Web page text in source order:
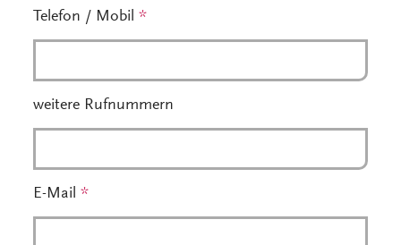
Telefon / Mobil*
weitere Rufnummern
E-Mail*